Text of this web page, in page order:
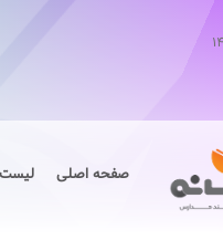
صفحه اصلی